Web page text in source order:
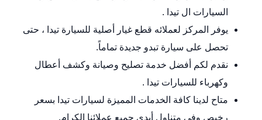
السيارات ال تيدا .
يوفر المركز لعملائه قطع غيار أصلية للسيارة تيدا ، حتى
تحصل على سيارة تبدو جديدة تماماً.
نقدم لكم أفضل خدمة تصليح وصيانة وكشف أعطال
وكهرباء للسيارات تيدا .
متاح لدينا كافة الخدمات المميزة لسيارات تيدا بسعر
رخيص وفي متناول أيدي جميع عملائنا الكرام.